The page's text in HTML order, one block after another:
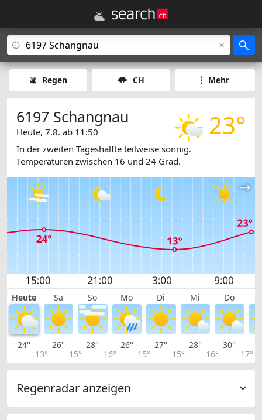
Regen CH Mehr
23°
6197 Schangnau
Heute, 7.8. ab 11:50
In der zweiten Tageshälfte teilweise sonnig.
Temperaturen zwischen 16 und 24 Grad.
Heute Sa So Mo Di Mi Do
24°
13°
26°
15°
28°
16°
26°
15°
27°
15°
28°
16°
30°
17°
Regenradar anzeigen